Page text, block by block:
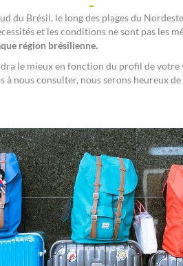
du Brésil, le long des plages du
et les conditions ne sont pas les
région brésilienne.
le mieux en fonction du profil de votre
à nous consulter, nous serons heureux